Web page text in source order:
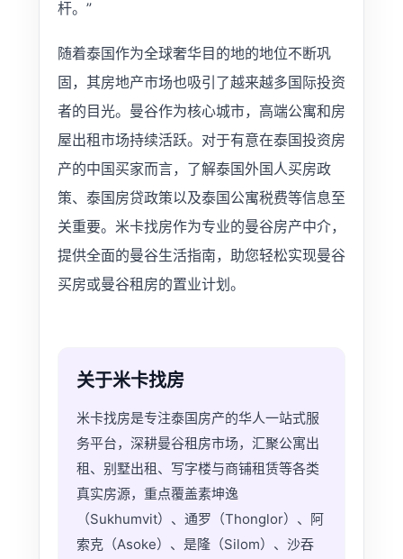
杆。”
随着泰国作为全球奢华目的地的地位不断巩
固，其房地产市场也吸引了越来越多国际投资
者的目光。曼谷作为核心城市，高端公寓和房
屋出租市场持续活跃。对于有意在泰国投资房
产的中国买家而言，了解泰国外国人买房政
策、泰国房贷政策以及泰国公寓税费等信息至
关重要。米卡找房作为专业的曼谷房产中介，
提供全面的曼谷生活指南，助您轻松实现曼谷
买房或曼谷租房的置业计划。
关于米卡找房
米卡找房是专注泰国房产的华人一站式服
务平台，深耕曼谷租房市场，汇聚公寓出
租、别墅出租、写字楼与商铺租赁等各类
真实房源，重点覆盖素坤逸
（Sukhumvit）、通罗（Thonglor）、阿
索克（Asoke）、是隆（Silom）、沙吞